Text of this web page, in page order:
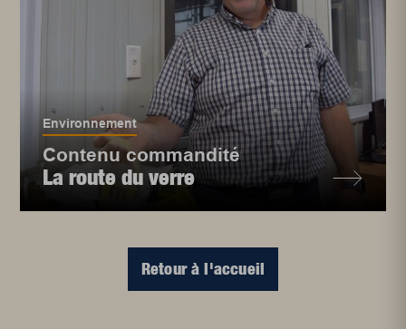
Environnement
Contenu commandité
La route du verre
Retour à l'accueil